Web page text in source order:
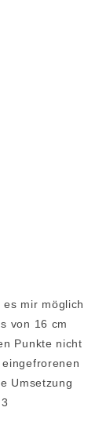
mir möglich
von 16 cm
Punkte nicht
Umsetzung